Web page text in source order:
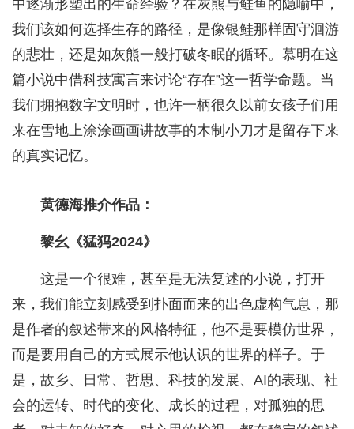
中逐渐形塑出的生命经验？在灰熊与鲑鱼的隐喻中，
我们该如何选择生存的路径，是像银鲑那样固守洄游
的悲壮，还是如灰熊一般打破冬眠的循环。慕明在这
篇小说中借科技寓言来讨论“存在”这一哲学命题。当
我们拥抱数字文明时，也许一柄很久以前女孩子们用
来在雪地上涂涂画画讲故事的木制小刀才是留存下来
的真实记忆。
黄德海推介作品：
黎幺《猛犸2024》
这是一个很难，甚至是无法复述的小说，打开
来，我们能立刻感受到扑面而来的出色虚构气息，那
是作者的叙述带来的风格特征，他不是要模仿世界，
而是要用自己的方式展示他认识的世界的样子。于
是，故乡、日常、哲思、科技的发展、AI的表现、社
会的运转、时代的变化、成长的过程，对孤独的思